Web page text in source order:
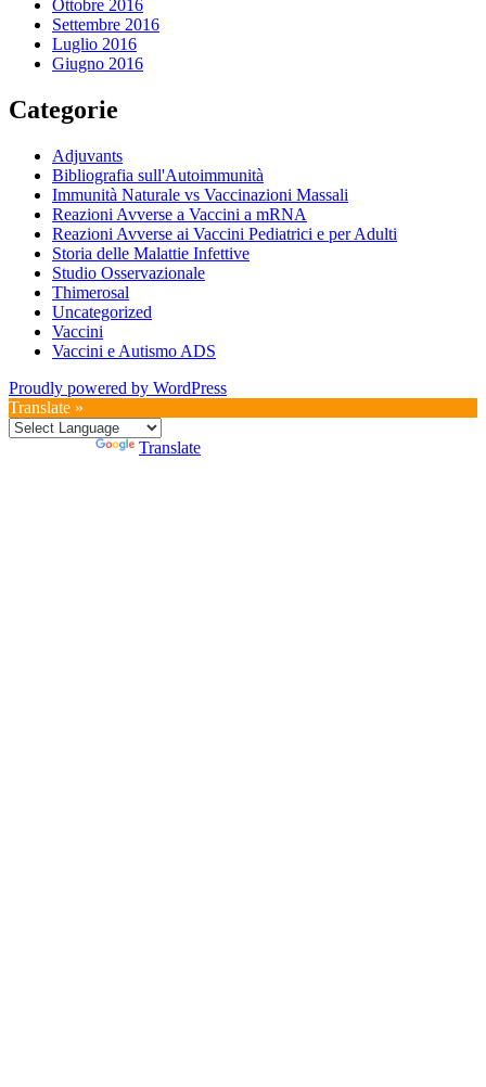
Ottobre 2016
Settembre 2016
Luglio 2016
Giugno 2016
Categorie
Adjuvants
Bibliografia sull'Autoimmunità
Immunità Naturale vs Vaccinazioni Massali
Reazioni Avverse a Vaccini a mRNA
Reazioni Avverse ai Vaccini Pediatrici e per Adulti
Storia delle Malattie Infettive
Studio Osservazionale
Thimerosal
Uncategorized
Vaccini
Vaccini e Autismo ADS
Proudly powered by WordPress
Translate »
Translate